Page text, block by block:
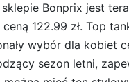
Bonprix jest
122.99 zł. Top
wybór dla kobiet
sezon letni,